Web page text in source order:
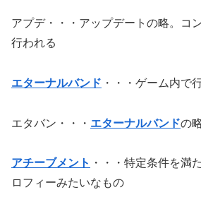
アプデ・・・アップデートの略。コ
行われる
エターナルバンド ・・・ゲーム内で
エタバン・・・ エターナルバンドの
アチーブメント ・・・特定条件を満
ロフィーみたいなもの